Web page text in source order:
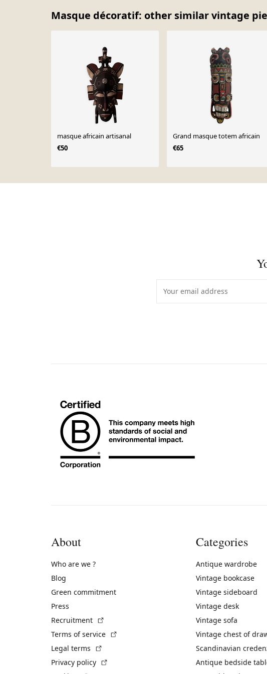
Masque décoratif: other similar vintage
masque africain artisanal
€50
Grand masque totem africain
€65
About
Who are we ?
Blog
Green commitment
Press
Recruitment
Terms of service
Legal terms
Privacy policy
Categories
Antique wardrobe
Vintage bookcase
Vintage sideboard
Vintage desk
Vintage sofa
Vintage chest of
Scandinavian
Antique bedside